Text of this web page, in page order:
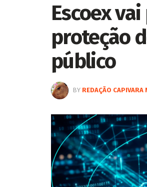
Escoex
proteção
público
BY REDAÇÃO CAPIVARA